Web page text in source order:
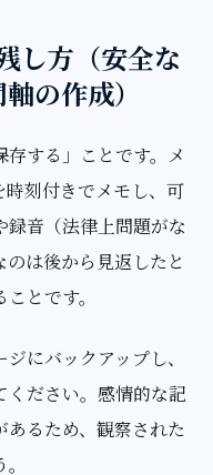
し方（安全な
の作成）
する」ことです。メ
時刻付きでメモし、可
音（法律上問題がな
は後から見返したと
とです。
にバックアップし、
ください。感情的な記
るため、観察された